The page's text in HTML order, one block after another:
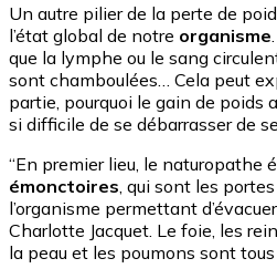
Un autre pilier de la perte de
l’état global de notre organisme
que la lymphe ou le sang
sont chamboulées… Cela peut
partie, pourquoi le gain de poids
si difficile de se débarrasser de
“En premier lieu, le naturopathe
émonctoires , qui sont les
l’organisme permettant
Charlotte Jacquet. Le foie, les
la peau et les poumons sont